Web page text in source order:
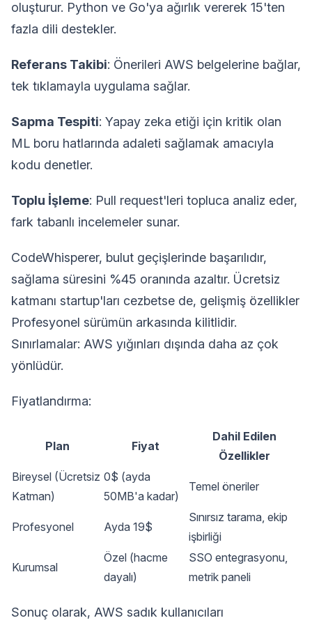
oluşturur. Python ve Go'ya ağırlık vererek 15'ten
fazla dili destekler.
Referans Takibi: Önerileri AWS belgelerine bağlar,
tek tıklamayla uygulama sağlar.
Sapma Tespiti: Yapay zeka etiği için kritik olan
ML boru hatlarında adaleti sağlamak amacıyla
kodu denetler.
Toplu İşleme: Pull request'leri topluca analiz eder,
fark tabanlı incelemeler sunar.
CodeWhisperer, bulut geçişlerinde başarılıdır,
sağlama süresini %45 oranında azaltır. Ücretsiz
katmanı startup'ları cezbetse de, gelişmiş özellikler
Profesyonel sürümün arkasında kilitlidir.
Sınırlamalar: AWS yığınları dışında daha az çok
yönlüdür.
Fiyatlandırma:
Plan Fiyat
Dahil Edilen
Özellikler
Bireysel (Ücretsiz
Katman)
0$ (ayda
50MB'a kadar)
Temel öneriler
Profesyonel Ayda 19$
Sınırsız tarama, ekip
işbirliği
Kurumsal
Özel (hacme
dayalı)
SSO entegrasyonu,
metrik paneli
Sonuç olarak, AWS sadık kullanıcıları